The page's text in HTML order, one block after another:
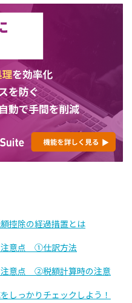
控除の経過措置とは
注意点 ①仕訳方法
注意点 ②税額計算時の注意
しっかりチェックしよう！